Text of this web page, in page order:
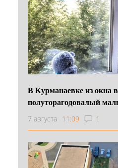
В Курманаевке из окна
полуторагодовалый
7 августа 11:09 1